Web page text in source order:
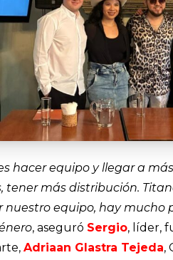
hacer equipo y llegar a
tener más distribución.
nuestro equipo, hay mucho
, aseguró Sergio, líder,
Adriaan Glastra Tejeda,